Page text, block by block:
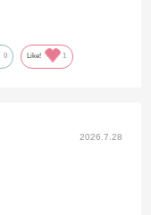
した。11時間のフライ
す。
0 Like! 1
2026.7.28